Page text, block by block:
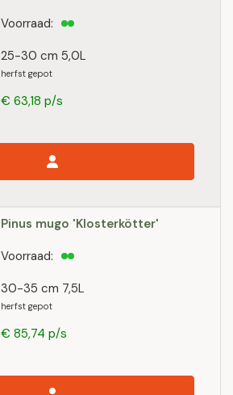
25-30 cm 5,0L
herfst gepot
Voorraad:
€ 63,18 p/s
Pinus mugo 'Klosterkötter'
30-35 cm 7,5L
herfst gepot
Voorraad:
€ 85,74 p/s